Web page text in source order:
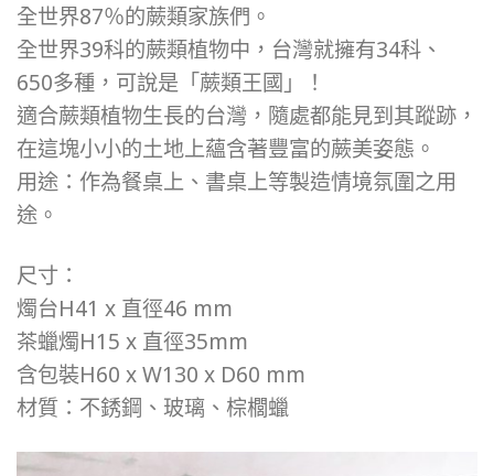
全世界87％的蕨類家族們。
全世界39科的蕨類植物中，台灣就擁有34科、
650多種，可說是「蕨類王國」！
適合蕨類植物生長的台灣，隨處都能見到其蹤跡，
在這塊小小的土地上蘊含著豐富的蕨美姿態。
用途：作為餐桌上、書桌上等製造情境氛圍之用
途。
尺寸：
燭台H41 x 直徑46 mm
茶蠟燭H15 x 直徑35mm
含包裝H60 x W130 x D60 mm
材質：不銹鋼、玻璃、棕櫚蠟